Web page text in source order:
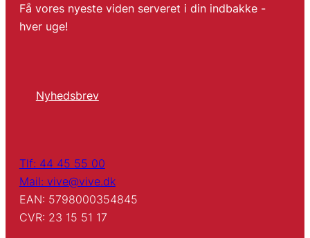
Få vores nyeste viden serveret i din indbakke -
hver uge!
Nyhedsbrev
Tlf: 44 45 55 00
Mail: vive@vive.dk
EAN: 5798000354845
CVR: 23 15 51 17